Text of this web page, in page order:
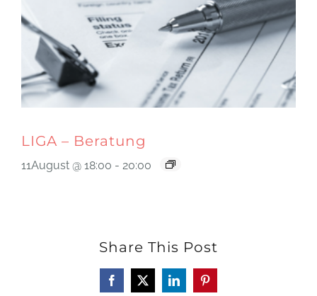
LIGA – Beratung
11August @ 18:00 - 20:00
Share This Post
Facebook
X LinkedInPinterest